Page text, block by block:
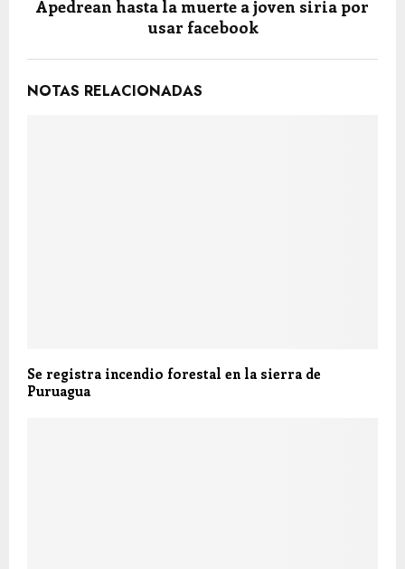
Apedrean hasta la muerte a joven siria por
usar facebook
NOTAS RELACIONADAS
Se registra incendio forestal en la sierra de
Puruagua